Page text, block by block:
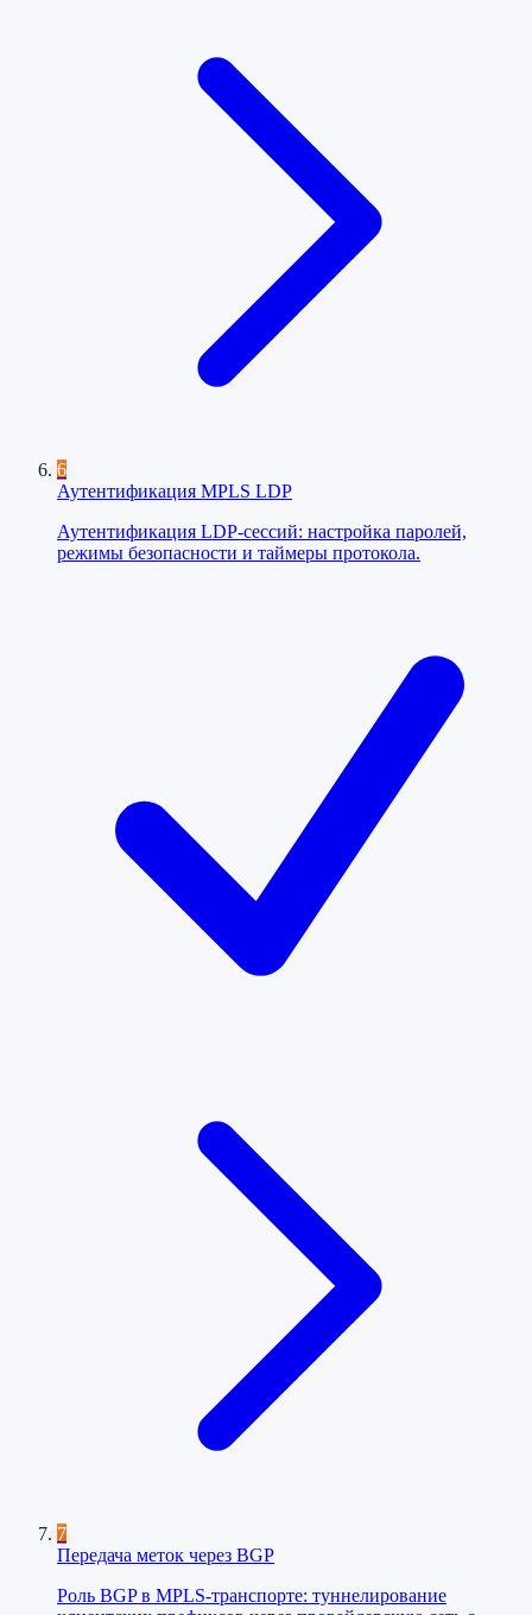
6
Аутентификация MPLS LDP
Аутентификация LDP-сессий: настройка паролей,
режимы безопасности и таймеры протокола.
7
Передача меток через BGP
Роль BGP в MPLS-транспорте: туннелирование